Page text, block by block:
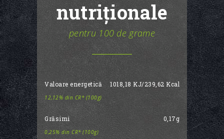
nutriționale
pentru 100 de grame
Valoare energetică 1018,18 KJ/239,62 Kcal
12,12% din CR* (100g)
Grăsimi 0,17g
0,25% din CR* (100g)